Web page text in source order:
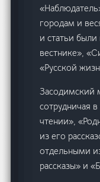
городам и
и статьи
вестнике»,
«Русской
Засодимский
сотрудничая
чтении»,
из его
отдельными
рассказы» и